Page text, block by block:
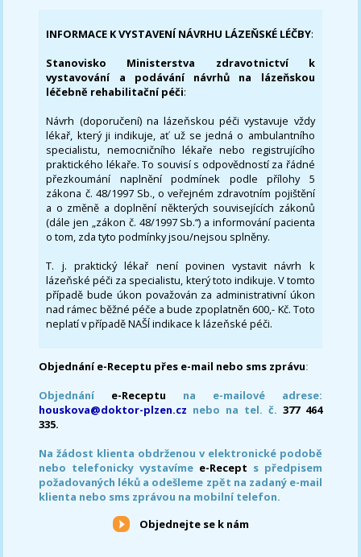
INFORMACE K VYSTAVENÍ NÁVRHU LÁZEŇSKÉ LÉČBY:
Stanovisko Ministerstva zdravotnictví k
vystavování a podávání návrhů na lázeňskou
léčebně rehabilitační péči:
Návrh (doporučení) na lázeňskou péči vystavuje vždy
lékař, který ji indikuje, ať už se jedná o ambulantního
specialistu, nemocničního lékaře nebo registrujícího
praktického lékaře. To souvisí s odpovědností za řádné
přezkoumání naplnění podmínek podle přílohy 5
zákona č. 48/1997 Sb., o veřejném zdravotním pojištění
a o změně a doplnění některých souvisejících zákonů
(dále jen „zákon č. 48/1997 Sb.“) a informování pacienta
o tom, zda tyto podmínky jsou/nejsou splněny.
T. j. praktický lékař není povinen vystavit návrh k
lázeňské péči za specialistu, který toto indikuje. V tomto
případě bude úkon považován za administrativní úkon
nad rámec běžné péče a bude zpoplatněn 600,- Kč. Toto
neplatí v případě NAŠÍ indikace k lázeňské péči.
Objednání e-Receptu přes e-mail nebo sms zprávu:
Objednání e-Receptu na e-mailové adrese:
houskova@doktor-plzen.cz nebo na tel. č. 377 464
335.
Na žádost klienta obdrženou v elektronické podobě
nebo telefonicky vystavíme e-Recept s předpisem
požadovaných léků a odešleme zpět na zadaný e-mail
klienta nebo sms zprávou na mobilní telefon.
Objednejte se k nám